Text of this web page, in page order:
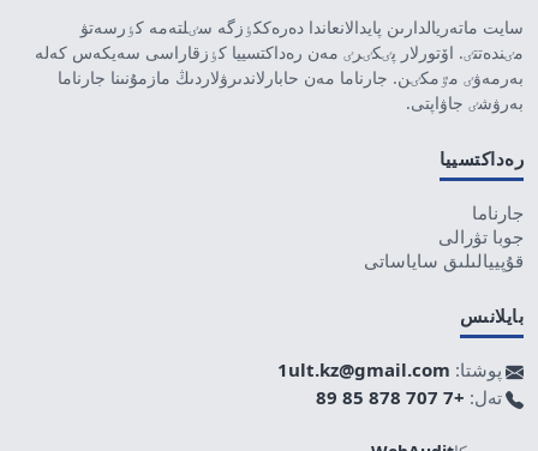
سايت ماتەريالدارىن پايدالانعاندا دەرەككٶزگە سٸلتەمە كٶرسەتۋ
مٸندەتتٸ. اۆتورلار پٸكٸرٸ مەن رەداكتسييا كٶزقاراسى سەيكەس كەلە
بەرمەۋٸ مٷمكٸن. جارناما مەن حابارلاندىرۋلاردىڭ مازمۇنىنا جارناما
بەرۋشٸ جاۋاپتى.
رەداكتسييا
جارناما
جوبا تۋرالى
قۇپييالىلىق ساياساتى
بايلانىس
پوشتا: 1ult.kz@gmail.com
تەل: +7 707 878 85 89